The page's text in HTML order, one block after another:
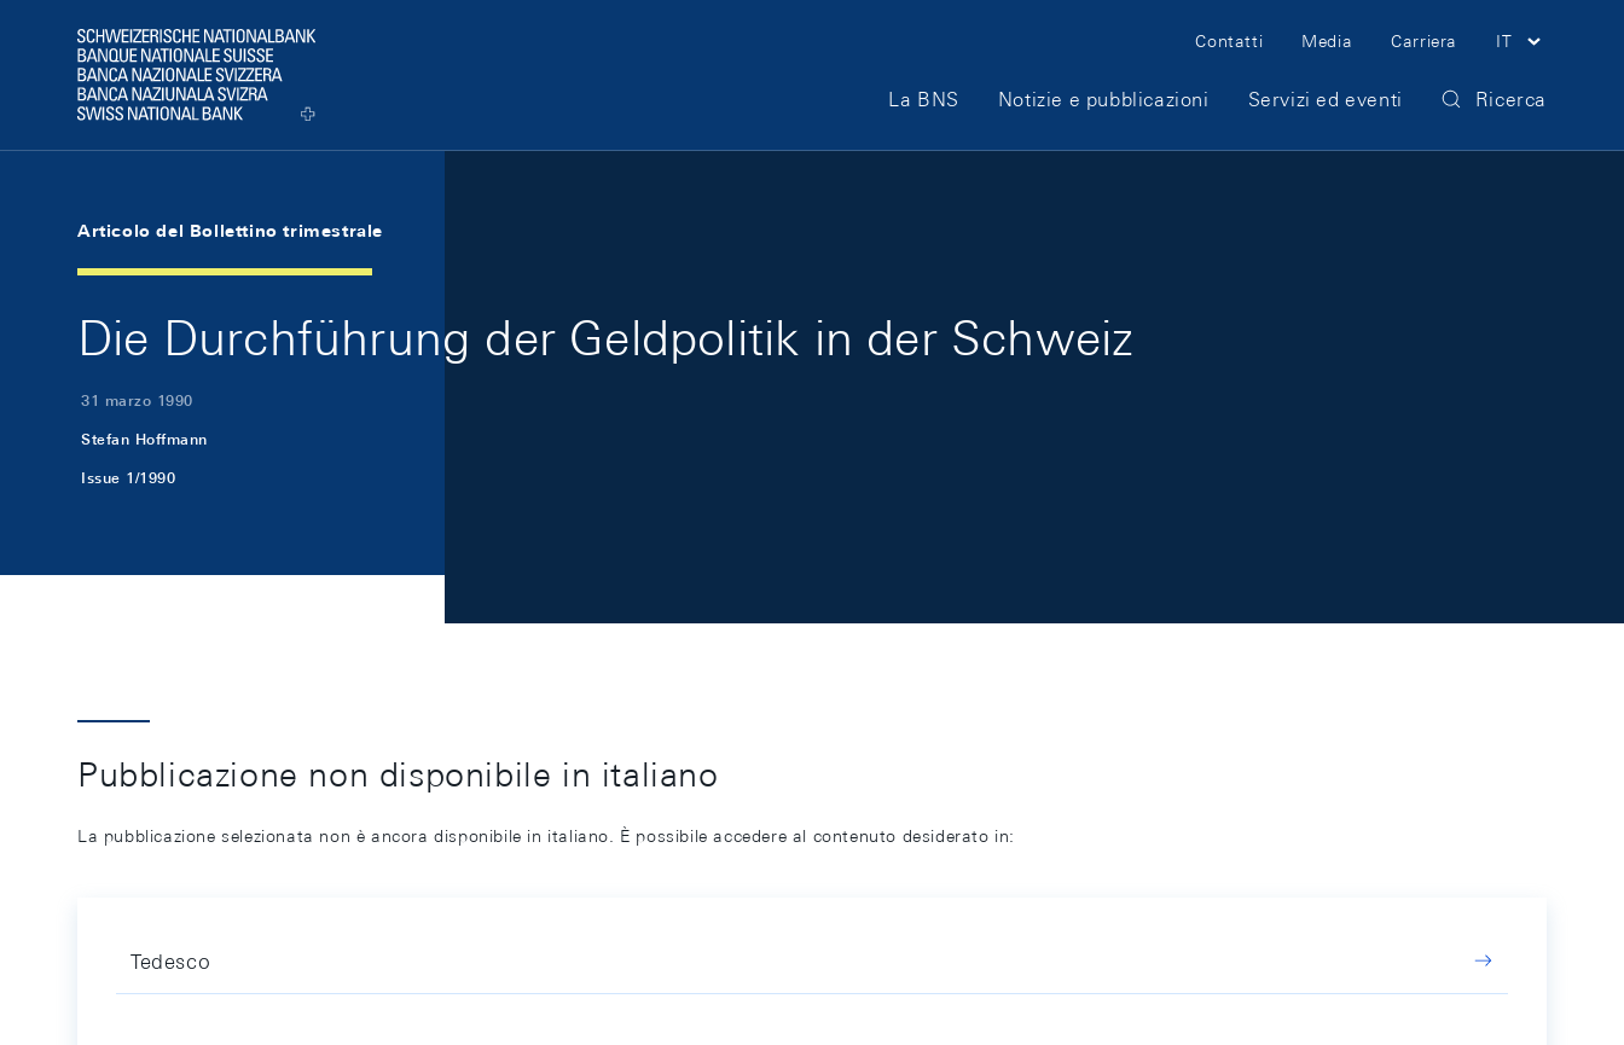
Logo
Meta Navigation
Contatti Media Carriera IT
Main Navigation
La BNS Notizie e pubblicazioni Servizi ed eventi Ricerca
Articolo del Bollettino trimestrale
Die Durchführung der Geldpolitik in der Schweiz
31 marzo 1990
Stefan Hoffmann
Issue 1/1990
Pubblicazione non disponibile in italiano
La pubblicazione selezionata non è ancora disponibile in italiano. È possibile accedere al contenuto desiderato in:
Tedesco